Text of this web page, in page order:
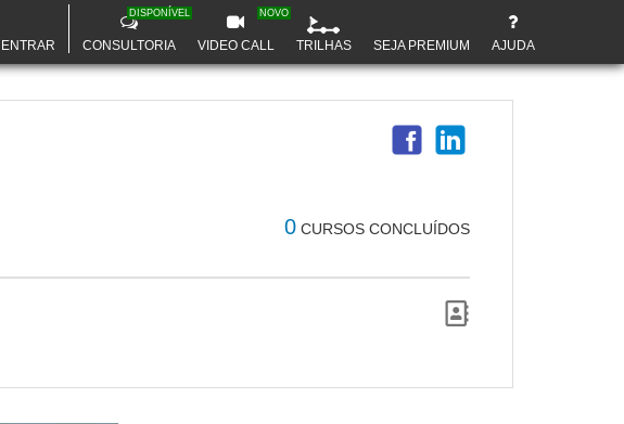
ENTRAR CONSULTORIA
DISPONÍVEL
VIDEO CALL
NOVO
TRILHAS SEJA PREMIUM AJUDA
0 CURSOS CONCLUÍDOS